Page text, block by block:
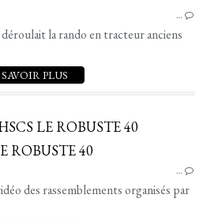
…
la rando en tracteur anciens
PLUS
LE ROBUSTE 40
…
des rassemblements organisés par